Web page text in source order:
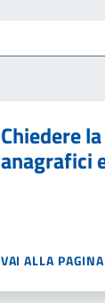
Chiedere
anagrafici
VAI ALLA PAGINA